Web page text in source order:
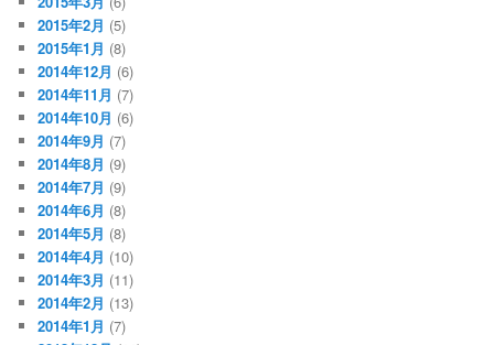
2015年2月 (5)
2015年1月 (8)
2014年12月 (6)
2014年11月 (7)
2014年10月 (6)
2014年9月 (7)
2014年8月 (9)
2014年7月 (9)
2014年6月 (8)
2014年5月 (8)
2014年4月 (10)
2014年3月 (11)
2014年2月 (13)
2014年1月 (7)